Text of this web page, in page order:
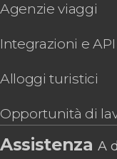
Agenzie viaggi
Integrazioni e API
Alloggi turistici
Opportunità di
AssistenzaA